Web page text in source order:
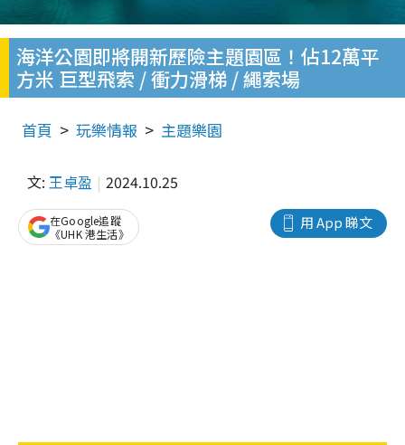
海洋公園即將開新歷險主題園區！佔12萬平
方米 巨型飛索 / 衝力滑梯 / 繩索場
首頁 玩樂情報 主題樂園
文: 王卓盈 2024.10.25
用 App 睇文
在Google追蹤
《UHK 港生活》